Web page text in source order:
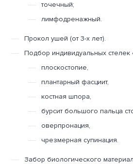
точечный;
лимфодренажный.
Прокол ушей (от 3-х лет).
Подбор индивидуальных стелек
плоскостопие,
плантарный фасциит,
костная шпора,
бурсит большого пальца
оверпронация,
чрезмерная супинация.
Забор биологического